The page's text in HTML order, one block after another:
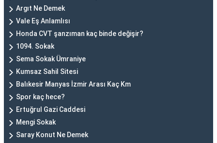
Argıt Ne Demek
Vale Eş Anlamlısı
Honda CVT şanzıman kaç binde değişir?
1094. Sokak
Sema Sokak Ümraniye
Kumsaz Sahil Sitesi
Balıkesir Manyas İzmir Arası Kaç Km
Spor kaç hece?
Ertuğrul Gazi Caddesi
Mengi Sokak
Saray Konut Ne Demek